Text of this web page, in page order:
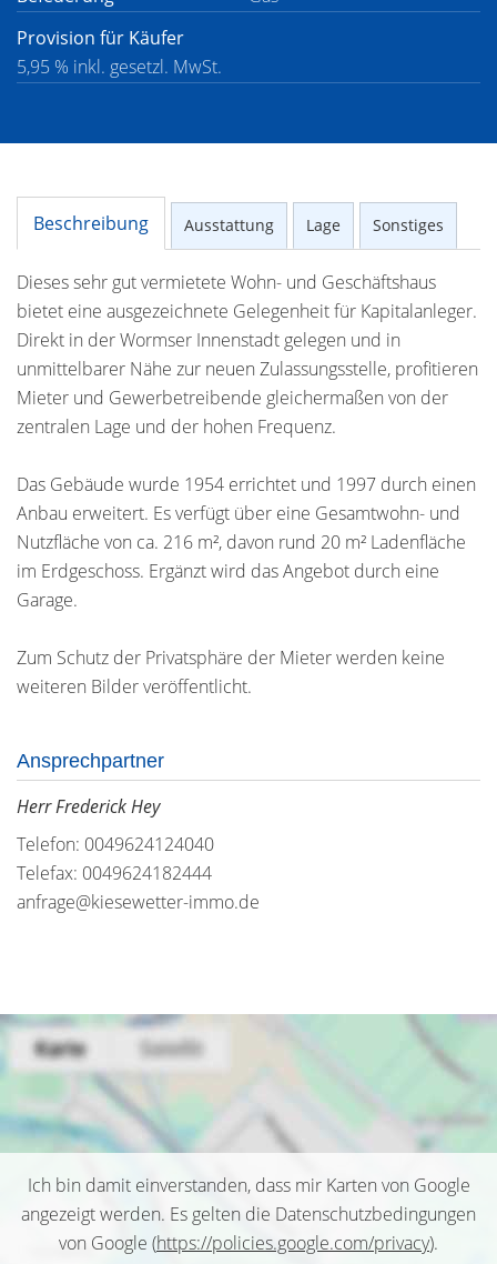
Provision für Käufer
5,95 % inkl. gesetzl. MwSt.
Beschreibung Ausstattung Lage Sonstiges
Dieses sehr gut vermietete Wohn- und Geschäftshaus
bietet eine ausgezeichnete Gelegenheit für Kapitalanleger.
Direkt in der Wormser Innenstadt gelegen und in
unmittelbarer Nähe zur neuen Zulassungsstelle, profitieren
Mieter und Gewerbetreibende gleichermaßen von der
zentralen Lage und der hohen Frequenz.
Das Gebäude wurde 1954 errichtet und 1997 durch einen
Anbau erweitert. Es verfügt über eine Gesamtwohn- und
Nutzfläche von ca. 216 m², davon rund 20 m² Ladenfläche
im Erdgeschoss. Ergänzt wird das Angebot durch eine
Garage.
Zum Schutz der Privatsphäre der Mieter werden keine
weiteren Bilder veröffentlicht.
Ansprechpartner
Herr Frederick Hey
Telefon: 0049624124040
Telefax: 0049624182444
anfrage@kiesewetter-immo.de
Ich bin damit einverstanden, dass mir Karten von Google
angezeigt werden. Es gelten die Datenschutzbedingungen
von Google (https://policies.google.com/privacy).